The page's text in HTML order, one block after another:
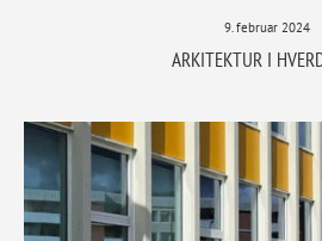
9. februar 2024
ARKITEKTUR I